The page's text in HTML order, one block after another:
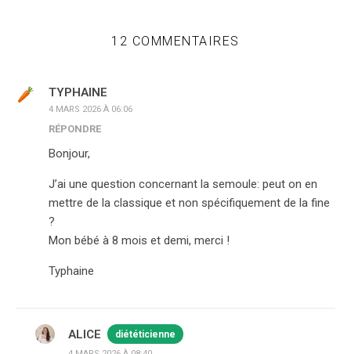
12 COMMENTAIRES
TYPHAINE
4 MARS 2026 À 06:06
RÉPONDRE
Bonjour,
J’ai une question concernant la semoule: peut on en
mettre de la classique et non spécifiquement de la fine
?
Mon bébé à 8 mois et demi, merci !
Typhaine
ALICE diététicienne